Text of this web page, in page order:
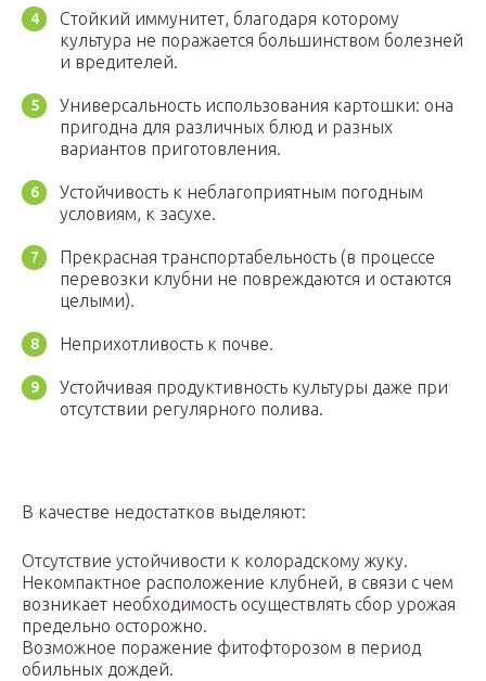
Стойкий иммунитет, благодаря которому
культура не поражается большинством болезней
и вредителей.
Универсальность использования картошки: она
пригодна для различных блюд и разных
вариантов приготовления.
Устойчивость к неблагоприятным погодным
условиям, к засухе.
Прекрасная транспортабельность (в процессе
перевозки клубни не повреждаются и остаются
целыми).
Неприхотливость к почве.
Устойчивая продуктивность культуры даже при
отсутствии регулярного полива.
В качестве недостатков выделяют:
Отсутствие устойчивости к колорадскому жуку.
Некомпактное расположение клубней, в связи с чем
возникает необходимость осуществлять сбор урожая
предельно осторожно.
Возможное поражение фитофторозом в период
обильных дождей.